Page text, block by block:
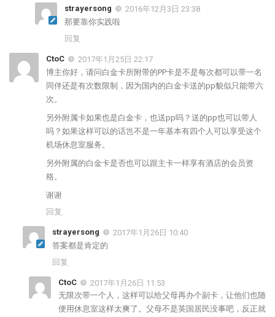
strayersong
2016年12月3日 23:38
那要靠你实践啦
回复
CtoC
2017年1月25日 22:17
博主你好，请问白金卡所附带的PP卡是不是每次都可以带一名
同伴还是有次数限制，因为国内的白金卡送的pp貌似只能带六
次。
另外附属卡如果也是白金卡，也送pp吗？送的pp也可以带人
吗？如果这样可以的话岂不是一年基本有四个人可以享受这个
机场休息室服务。
另外附属的白金卡是否也可以跟主卡一样享有酒店的会员资
格。
谢谢
回复
strayersong
2017年1月26日 10:40
答案都是肯定的
回复
CtoC
2017年1月26日 11:53
无限次带一个人，这样可以给父母再办个副卡，让他们也随
便用休息室这样太爽了。父母不是英国居民没事吧，反正就